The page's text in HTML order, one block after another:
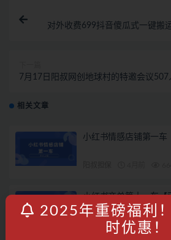
对外收费699抖音傻瓜式一键搬
7月17日阳叔网创地球村的特邀会议507
相关文章
小红书情感店铺第一车
小红书商单第十一车【
阳叔担保 7月前
2025年重磅福利
时优惠！